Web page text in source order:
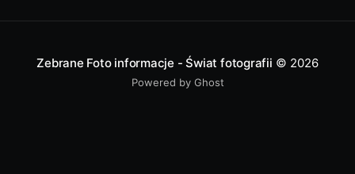
traktujesz to jako hobby, odpowiedni aparat może
Zebrane Foto informacje - Świat fotografii © 2026
Powered by Ghost